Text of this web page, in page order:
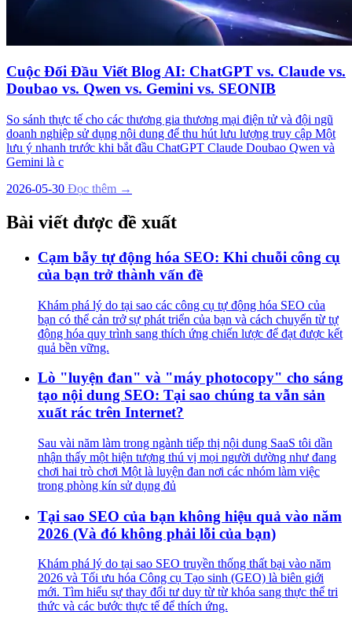
Cuộc Đối Đầu Viết Blog AI: ChatGPT vs. Claude vs.
Doubao vs. Qwen vs. Gemini vs. SEONIB
So sánh thực tế cho các thương gia thương mại điện tử và đội ngũ
doanh nghiệp sử dụng nội dung để thu hút lưu lượng truy cập Một
lưu ý nhanh trước khi bắt đầu ChatGPT Claude Doubao Qwen và
Gemini là c
2026-05-30 Đọc thêm →
Bài viết được đề xuất
Cạm bẫy tự động hóa SEO: Khi chuỗi công cụ
của bạn trở thành vấn đề
Khám phá lý do tại sao các công cụ tự động hóa SEO của
bạn có thể cản trở sự phát triển của bạn và cách chuyển từ tự
động hóa quy trình sang thích ứng chiến lược để đạt được kết
quả bền vững.
Lò "luyện đan" và "máy photocopy" cho sáng
tạo nội dung SEO: Tại sao chúng ta vẫn sản
xuất rác trên Internet?
Sau vài năm làm trong ngành tiếp thị nội dung SaaS tôi dần
nhận thấy một hiện tượng thú vị mọi người dường như đang
chơi hai trò chơi Một là luyện đan nơi các nhóm làm việc
trong phòng kín sử dụng đủ
Tại sao SEO của bạn không hiệu quả vào năm
2026 (Và đó không phải lỗi của bạn)
Khám phá lý do tại sao SEO truyền thống thất bại vào năm
2026 và Tối ưu hóa Công cụ Tạo sinh (GEO) là biên giới
mới. Tìm hiểu sự thay đổi tư duy từ từ khóa sang thực thể tri
thức và các bước thực tế để thích ứng.